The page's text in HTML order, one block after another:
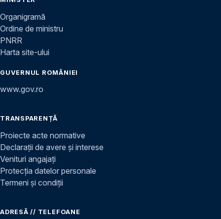
Organigramă
Ordine de ministru
PNRR
Harta site-ului
GUVERNUL ROMÂNIEI
www.gov.ro
TRANSPARENȚĂ
Proiecte acte normative
Declarații de avere și interese
Venituri angajați
Protecția datelor personale
Termeni și condiții
ADRESĂ // TELEFOANE